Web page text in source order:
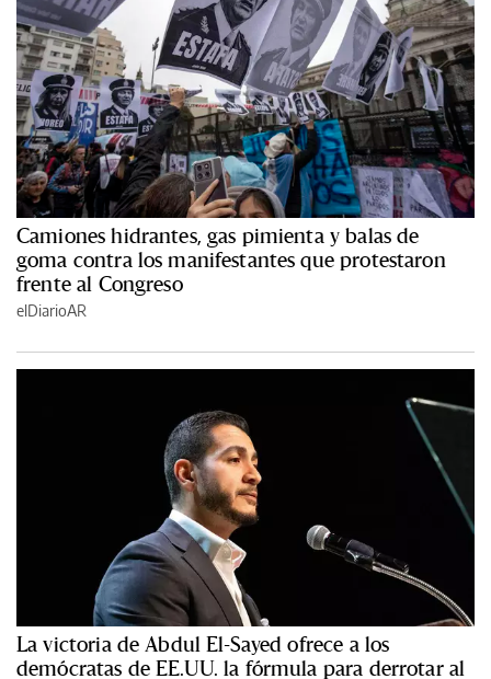
Camiones hidrantes, gas pimienta y balas de
goma contra los manifestantes que protestaron
frente al Congreso
elDiarioAR
La victoria de Abdul El-Sayed ofrece a los
demócratas de EE.UU. la fórmula para derrotar al